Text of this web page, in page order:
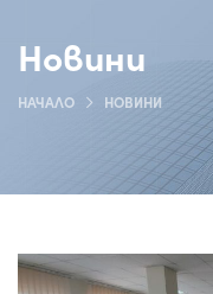
Новини
НАЧАЛО НОВИНИ